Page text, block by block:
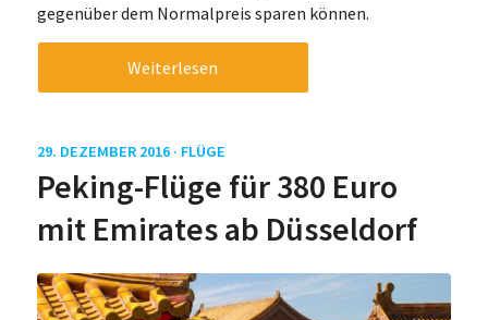
gegenüber dem Normalpreis sparen können.
Weiterlesen
29. DEZEMBER 2016 · FLÜGE
Peking-Flüge für 380 Euro
mit Emirates ab Düsseldorf